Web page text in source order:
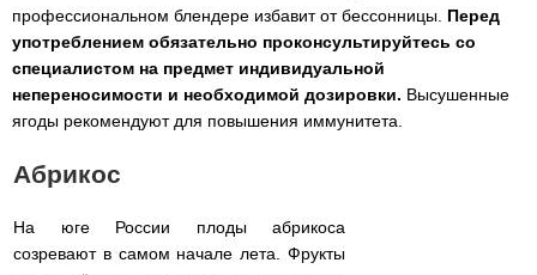
профессиональном блендере избавит от бессонницы. Перед
употреблением обязательно проконсультируйтесь со
специалистом на предмет индивидуальной
непереносимости и необходимой дозировки. Высушенные
ягоды рекомендуют для повышения иммунитета.
Абрикос
На юге России плоды абрикоса
созревают в самом начале лета. Фрукты